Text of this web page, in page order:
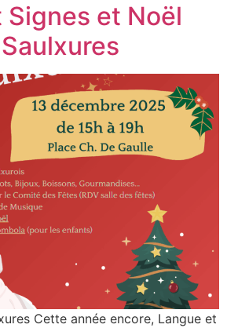
Signes et Noël
Cette année encore, Langue et